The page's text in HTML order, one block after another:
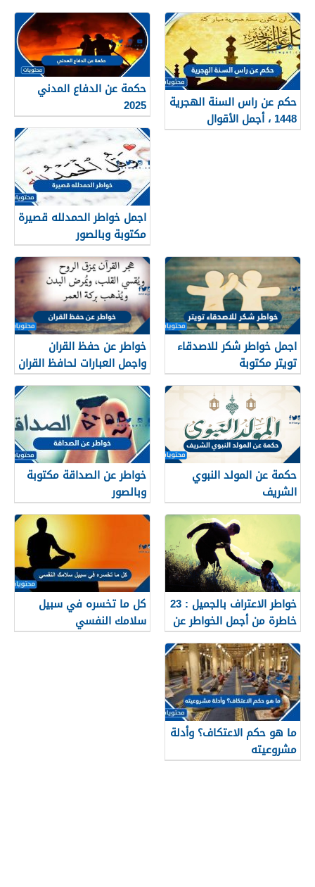
حكم عن راس السنة الهجرية
1448 ، أجمل الأقوال
والعبارات عن الهجرة النبوية
حكمة عن الدفاع المدني
2025
اجمل خواطر الحمدلله قصيرة
مكتوبة وبالصور
اجمل خواطر شكر للاصدقاء
تويتر مكتوبة
خواطر عن حفظ القران
واجمل العبارات لحافظ القران
حكمة عن المولد النبوي
الشريف
خواطر عن الصداقة مكتوبة
وبالصور
خواطر الاعتراف بالجميل : 23
خاطرة من أجمل الخواطر عن
الاعتراف بالجميل
كل ما تخسره في سبيل
سلامك النفسي
ما هو حكم الاعتكاف؟ وأدلة
مشروعيته